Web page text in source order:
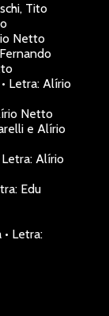
Tito
Netto
Letra: Alírio
Netto
e Alírio
Letra: Alírio
Edu
• Letra: